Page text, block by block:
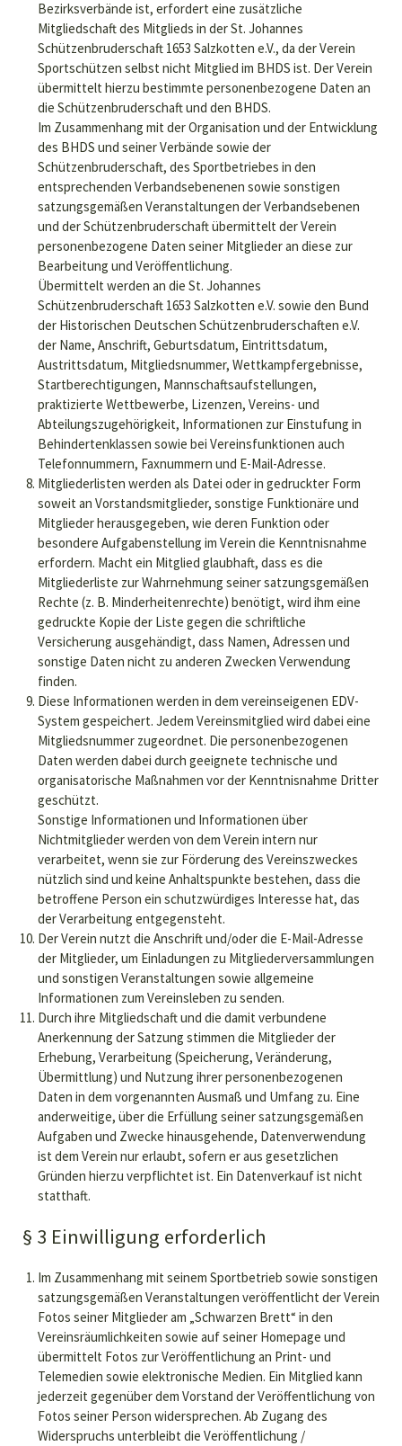
Bezirksverbände ist, erfordert eine zusätzliche
Mitgliedschaft des Mitglieds in der St. Johannes
Schützenbruderschaft 1653 Salzkotten e.V., da der Verein
Sportschützen selbst nicht Mitglied im BHDS ist. Der Verein
übermittelt hierzu bestimmte personenbezogene Daten an
die Schützenbruderschaft und den BHDS.
Im Zusammenhang mit der Organisation und der Entwicklung
des BHDS und seiner Verbände sowie der
Schützenbruderschaft, des Sportbetriebes in den
entsprechenden Verbandsebenenen sowie sonstigen
satzungsgemäßen Veranstaltungen der Verbandsebenen
und der Schützenbruderschaft übermittelt der Verein
personenbezogene Daten seiner Mitglieder an diese zur
Bearbeitung und Veröffentlichung.
Übermittelt werden an die St. Johannes
Schützenbruderschaft 1653 Salzkotten e.V. sowie den Bund
der Historischen Deutschen Schützenbruderschaften e.V.
der Name, Anschrift, Geburtsdatum, Eintrittsdatum,
Austrittsdatum, Mitgliedsnummer, Wettkampfergebnisse,
Startberechtigungen, Mannschaftsaufstellungen,
praktizierte Wettbewerbe, Lizenzen, Vereins- und
Abteilungszugehörigkeit, Informationen zur Einstufung in
Behindertenklassen sowie bei Vereinsfunktionen auch
Telefonnummern, Faxnummern und E-Mail-Adresse.
Mitgliederlisten werden als Datei oder in gedruckter Form
soweit an Vorstandsmitglieder, sonstige Funktionäre und
Mitglieder herausgegeben, wie deren Funktion oder
besondere Aufgabenstellung im Verein die Kenntnisnahme
erfordern. Macht ein Mitglied glaubhaft, dass es die
Mitgliederliste zur Wahrnehmung seiner satzungsgemäßen
Rechte (z. B. Minderheitenrechte) benötigt, wird ihm eine
gedruckte Kopie der Liste gegen die schriftliche
Versicherung ausgehändigt, dass Namen, Adressen und
sonstige Daten nicht zu anderen Zwecken Verwendung
finden.
Diese Informationen werden in dem vereinseigenen EDV-
System gespeichert. Jedem Vereinsmitglied wird dabei eine
Mitgliedsnummer zugeordnet. Die personenbezogenen
Daten werden dabei durch geeignete technische und
organisatorische Maßnahmen vor der Kenntnisnahme Dritter
geschützt.
Sonstige Informationen und Informationen über
Nichtmitglieder werden von dem Verein intern nur
verarbeitet, wenn sie zur Förderung des Vereinszweckes
nützlich sind und keine Anhaltspunkte bestehen, dass die
betroffene Person ein schutzwürdiges Interesse hat, das
der Verarbeitung entgegensteht.
Der Verein nutzt die Anschrift und/oder die E-Mail-Adresse
der Mitglieder, um Einladungen zu Mitgliederversammlungen
und sonstigen Veranstaltungen sowie allgemeine
Informationen zum Vereinsleben zu senden.
Durch ihre Mitgliedschaft und die damit verbundene
Anerkennung der Satzung stimmen die Mitglieder der
Erhebung, Verarbeitung (Speicherung, Veränderung,
Übermittlung) und Nutzung ihrer personenbezogenen
Daten in dem vorgenannten Ausmaß und Umfang zu. Eine
anderweitige, über die Erfüllung seiner satzungsgemäßen
Aufgaben und Zwecke hinausgehende, Datenverwendung
ist dem Verein nur erlaubt, sofern er aus gesetzlichen
Gründen hierzu verpflichtet ist. Ein Datenverkauf ist nicht
statthaft.
§ 3 Einwilligung erforderlich
Im Zusammenhang mit seinem Sportbetrieb sowie sonstigen
satzungsgemäßen Veranstaltungen veröffentlicht der Verein
Fotos seiner Mitglieder am „Schwarzen Brett“ in den
Vereinsräumlichkeiten sowie auf seiner Homepage und
übermittelt Fotos zur Veröffentlichung an Print- und
Telemedien sowie elektronische Medien. Ein Mitglied kann
jederzeit gegenüber dem Vorstand der Veröffentlichung von
Fotos seiner Person widersprechen. Ab Zugang des
Widerspruchs unterbleibt die Veröffentlichung /